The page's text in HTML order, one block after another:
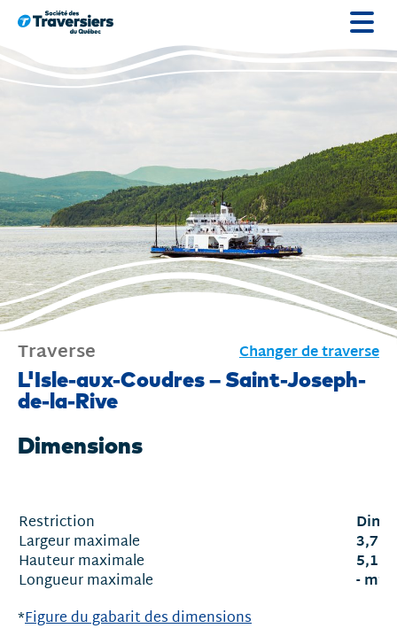
Passer
au
contenu
Traverse Changer de traverse
Traverse
L'Isle-aux-Coudres – Saint-Joseph-
de-la-Rive
Dimensions
Restriction
Largeur maximale 3,7
Hauteur maximale 5,1
Longueur maximale - m*
*Figure du gabarit des dimensions